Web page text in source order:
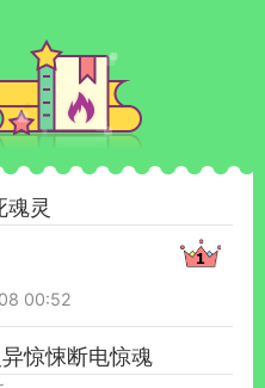
魂灵
00:52
惊悚断电惊魂